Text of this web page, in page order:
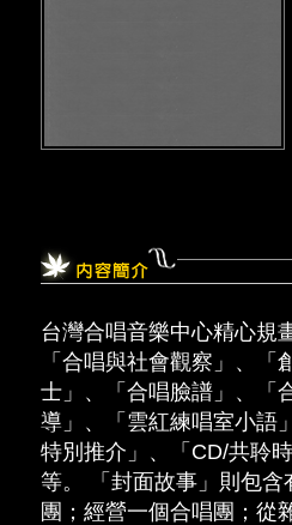
台灣合唱音樂中心精心規
「合唱與社會觀察」、
士」、「合唱臉譜」、「
導」、「雲紅練唱室小語
特別推介」、「CD/共聆
等。 「封面故事」則包
團；經營一個合唱團；從